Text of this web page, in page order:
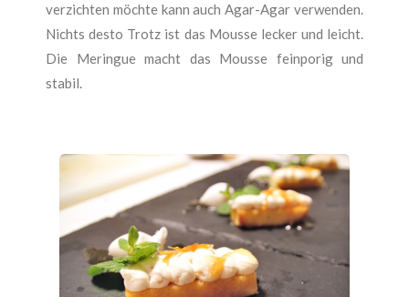
verzichten möchte kann auch Agar-Agar verwenden.
Nichts desto Trotz ist das Mousse lecker und leicht.
Die Meringue macht das Mousse feinporig und
stabil.